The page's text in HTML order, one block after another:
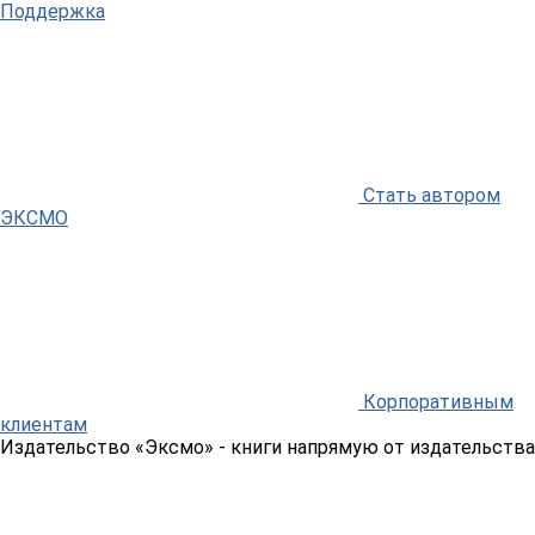
Поддержка
Стать автором
ЭКСМО
Корпоративным
клиентам
Издательство «Эксмо» - книги напрямую от издательства